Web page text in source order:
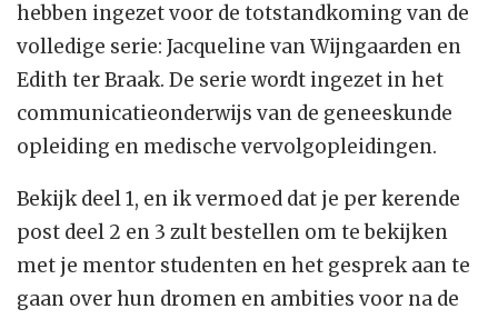
hebben ingezet voor de totstandkoming van de
volledige serie: Jacqueline van Wijngaarden en
Edith ter Braak. De serie wordt ingezet in het
communicatieonderwijs van de geneeskunde
opleiding en medische vervolgopleidingen.
Bekijk deel 1, en ik vermoed dat je per kerende
post deel 2 en 3 zult bestellen om te bekijken
met je mentor studenten en het gesprek aan te
gaan over hun dromen en ambities voor na de